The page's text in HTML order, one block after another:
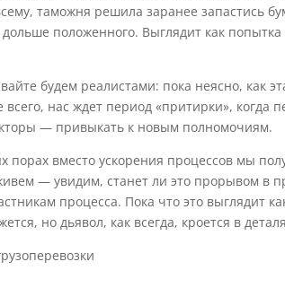
таможня решила заранее запастись
положенного. Выглядит как
будем реалистами: пока неясно, как
всего, нас ждет период «притирки», когда
— привыкать к новым полномочиям.
порах вместо ускорения процессов мы
— увидим, станет ли это прорывом в
процесса. Пока что это выглядит
но дьявол, как всегда, кроется в